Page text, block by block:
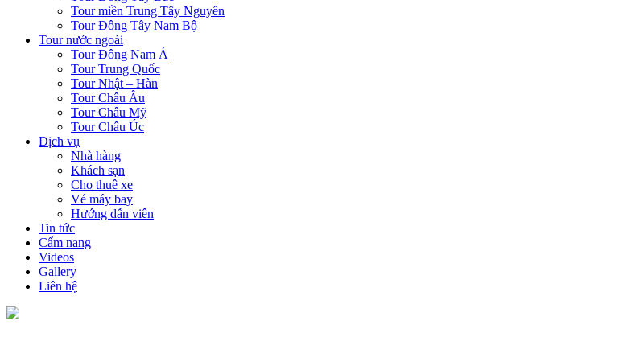
Tour miền Trung Tây Nguyên
Tour Đông Tây Nam Bộ
Tour nước ngoài
Tour Đông Nam Á
Tour Trung Quốc
Tour Nhật – Hàn
Tour Châu Âu
Tour Châu Mỹ
Tour Châu Úc
Dịch vụ
Nhà hàng
Khách sạn
Cho thuê xe
Vé máy bay
Hướng dẫn viên
Tin tức
Cẩm nang
Videos
Gallery
Liên hệ